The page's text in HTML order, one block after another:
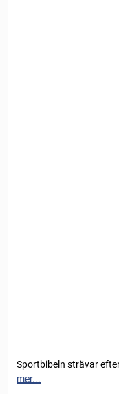
Sportbibeln strävar
mer...